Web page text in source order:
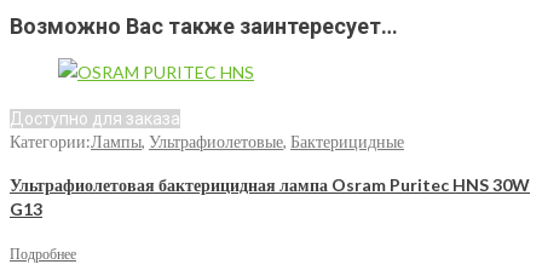
Возможно Вас также заинтересует…
Доступно для заказа
Категории:Лампы, Ультрафиолетовые, Бактерицидные
Ультрафиолетовая бактерицидная лампа Osram Puritec HNS 30W
G13
Подробнее